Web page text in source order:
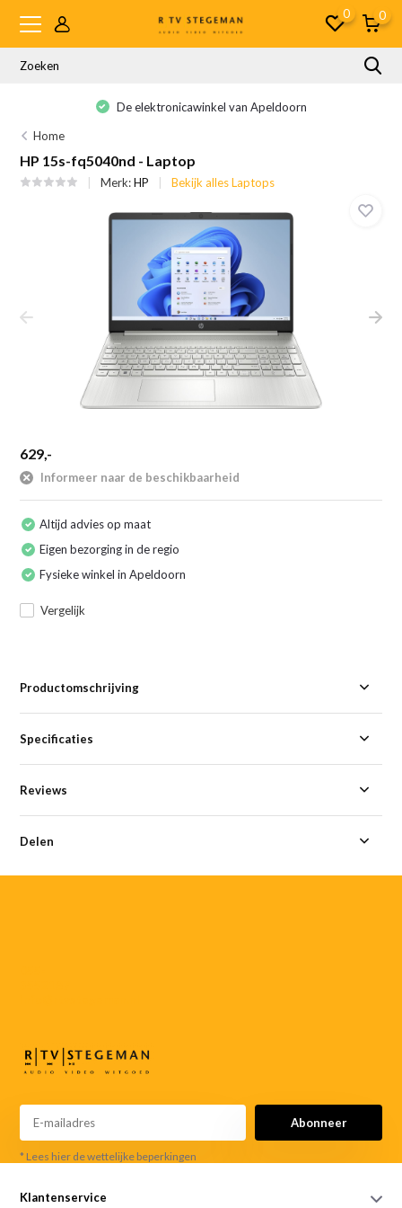
0 0
De elektronicawinkel van Apeldoorn
Home
HP 15s-fq5040nd - Laptop
Merk:HP Bekijk alles Laptops
629,-
Informeer naar de beschikbaarheid
Altijd advies op maat
Eigen bezorging in de regio
Fysieke winkel in Apeldoorn
Vergelijk
Productomschrijving
Specificaties
Reviews
Delen
Abonneer
* Lees hier de wettelijke beperkingen
Klantenservice